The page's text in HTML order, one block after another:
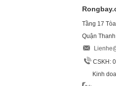
Tầng 17
Quận
CSKH:
Kinh